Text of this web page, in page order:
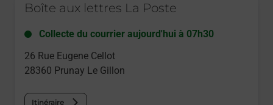
Boîte aux lettres La Poste
Collecte du courrier aujourd'hui à 07h30
26 Rue Eugene Cellot
28360 Prunay Le Gillon
Itinéraire